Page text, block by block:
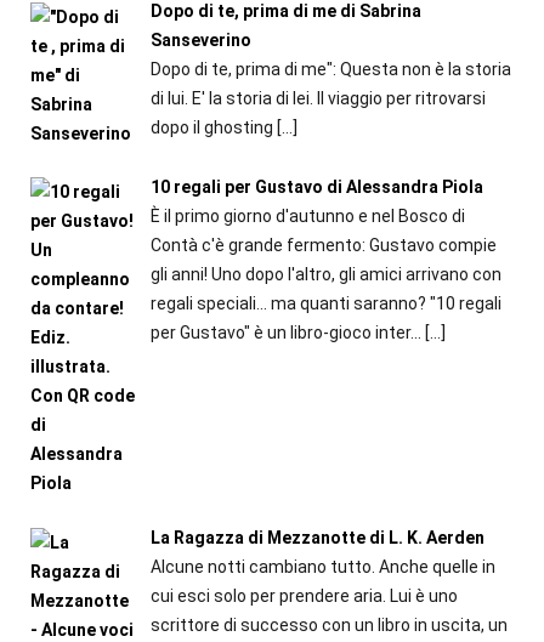
Dopo di te, prima di me di Sabrina
Sanseverino
Dopo di te, prima di me": Questa non è la storia
di lui. E' la storia di lei. Il viaggio per ritrovarsi
dopo il ghosting […]
10 regali per Gustavo di Alessandra Piola
È il primo giorno d'autunno e nel Bosco di
Contà c'è grande fermento: Gustavo compie
gli anni! Uno dopo l'altro, gli amici arrivano con
regali speciali... ma quanti saranno? "10 regali
per Gustavo" è un libro-gioco inter...
[…]
La Ragazza di Mezzanotte di L. K. Aerden
Alcune notti cambiano tutto. Anche quelle in
cui esci solo per prendere aria. Lui è uno
scrittore di successo con un libro in uscita, un